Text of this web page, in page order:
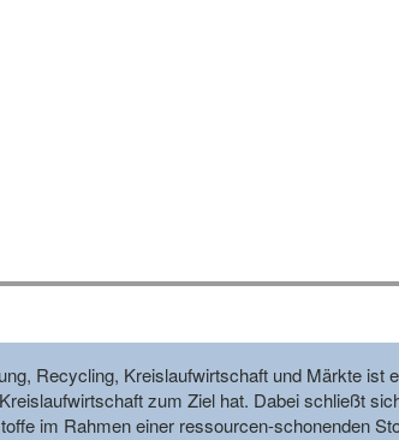
Recycling, Kreislaufwirtschaft und Märkte
zum Ziel hat. Dabei schließt
im Rahmen einer ressourcen-schonenden